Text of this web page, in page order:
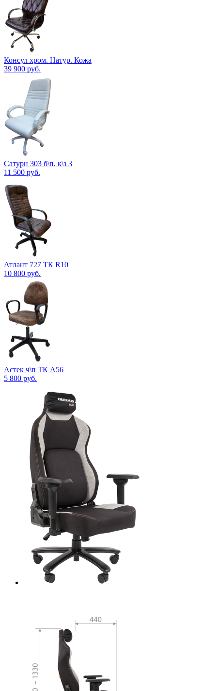
Консул хром. Натур. Кожа
39 900 руб.
Сатурн 303 б\п, к\з 3
11 500 руб.
Атлант 727 ТК R10
10 800 руб.
Астек ч\п ТК А56
5 800 руб.